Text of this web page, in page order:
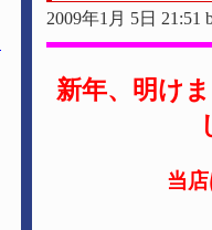
2009年1月 5日 21:51
新年、明け
当